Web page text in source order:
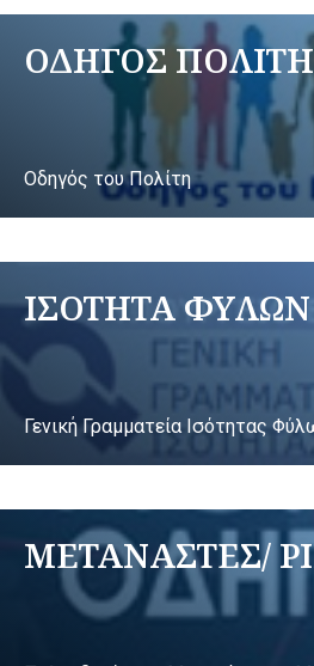
ΟΔΗΓΟΣ ΠΟΛΙΤΗ
Οδηγός του Πολίτη
ΙΣΟΤΗΤΑ ΦΥΛΩΝ
Γενική Γραμματεία Ισότητας
ΜΕΤΑΝΑΣΤΕΣ/